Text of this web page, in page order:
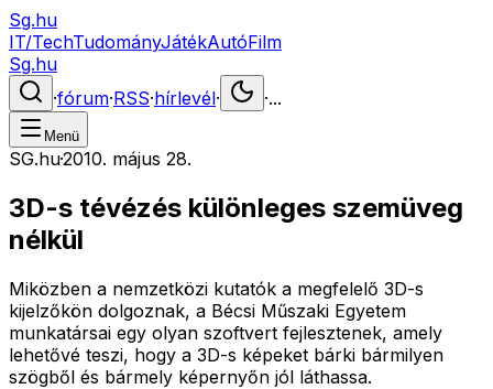
Sg.hu
IT/TechTudományJátékAutóFilm
Sg.hu
·fórum·RSS·hírlevél· ·...
Menü
SG.hu·2010. május 28.
3D-s tévézés különleges szemüveg
nélkül
Miközben a nemzetközi kutatók a megfelelő 3D-s
kijelzőkön dolgoznak, a Bécsi Műszaki Egyetem
munkatársai egy olyan szoftvert fejlesztenek, amely
lehetővé teszi, hogy a 3D-s képeket bárki bármilyen
szögből és bármely képernyőn jól láthassa.